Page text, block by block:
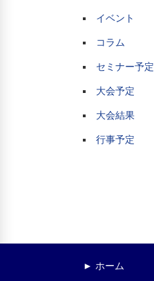
イベント
コラム
セミナー予定
大会予定
大会結果
行事予定
► ホーム